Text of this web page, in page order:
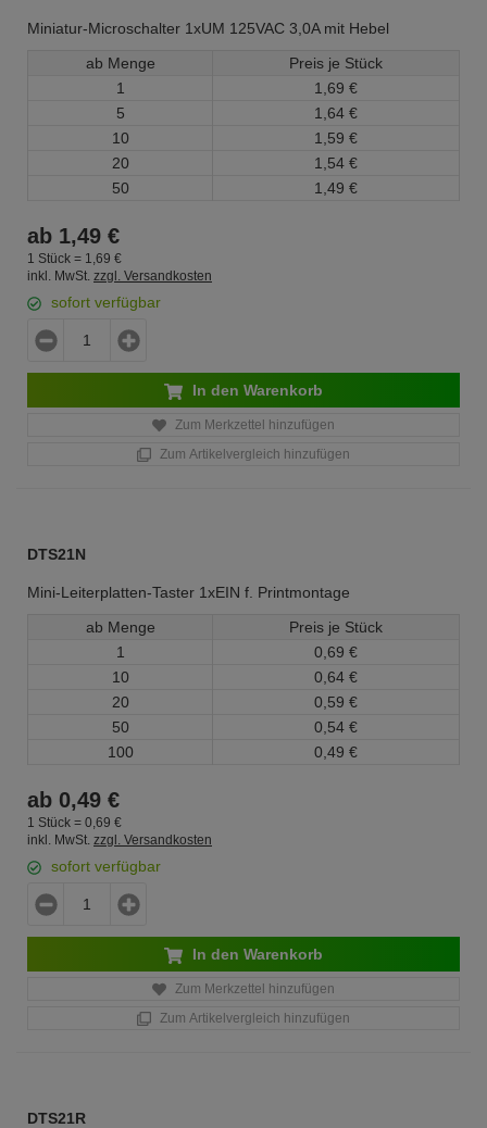
Miniatur-Microschalter 1xUM 125VAC 3,0A mit Hebel
ab Menge
Preis je Stück
1
1, 69 €
5
1, 64 €
10
1, 59 €
20
1, 54 €
50
1, 49 €
ab 1,49 €
1 Stück = 1, 69 €
inkl. MwSt. zzgl. Versandkosten
sofort verfügbar
In den Warenkorb
Zum Merkzettel hinzufügen
Zum Artikelvergleich hinzufügen
DTS21N
Mini-Leiterplatten-Taster 1xEIN f. Printmontage
ab Menge
Preis je Stück
1
0, 69 €
10
0, 64 €
20
0, 59 €
50
0, 54 €
100
0, 49 €
ab 0,49 €
1 Stück = 0, 69 €
inkl. MwSt. zzgl. Versandkosten
sofort verfügbar
In den Warenkorb
Zum Merkzettel hinzufügen
Zum Artikelvergleich hinzufügen
DTS21R